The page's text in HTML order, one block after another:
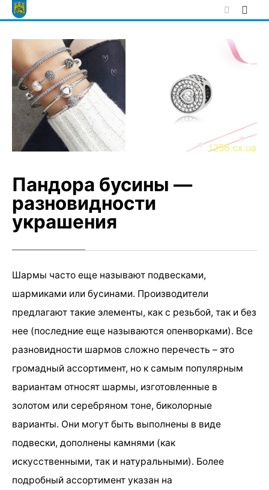
Skip
to
Пандора бусины —
разновидности
украшения
Шармы часто еще называют подвесками,
шармиками или бусинами. Производители
предлагают такие элементы, как с резьбой, так и без
нее (последние еще называются опенворками). Все
разновидности шармов сложно перечесть – это
громадный ассортимент, но к самым популярным
вариантам относят шармы, изготовленные в
золотом или серебряном тоне, биколорные
варианты. Они могут быть выполнены в виде
подвески, дополнены камнями (как
искусственными, так и натуральными). Более
подробный ассортимент указан на